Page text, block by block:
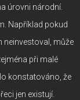
úrovni národní.
Například pokud
neinvestoval, může
při malé
konstatováno, že
jen existují.